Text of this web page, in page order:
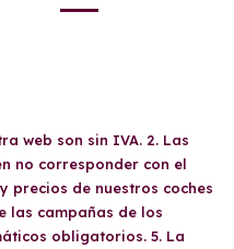
web son sin IVA. 2. Las
no corresponder con el
precios de nuestros coches
las campañas de los
obligatorios. 5. La